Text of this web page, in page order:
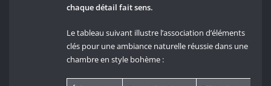
chaque détail fait sens.
Le tableau suivant illustre l’association d’éléments
clés pour une ambiance naturelle réussie dans une
chambre en style bohème :